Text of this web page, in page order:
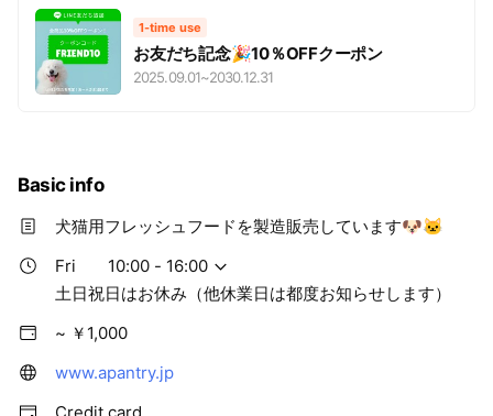
1-time use
お友だち記念🎉10％OFFクーポン
2025.09.01~2030.12.31
Basic info
犬猫用フレッシュフードを製造販売しています🐶🐱
Fri
10:00 - 16:00
土日祝日はお休み（他休業日は都度お知らせします）
~ ￥1,000
www.apantry.jp